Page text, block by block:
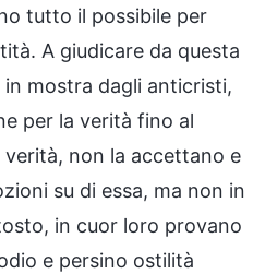
tutto il possibile per
A giudicare da questa
mostra dagli anticristi,
per la verità fino al
non la accettano e
su di essa, ma non in
in cuor loro provano
e persino ostilità